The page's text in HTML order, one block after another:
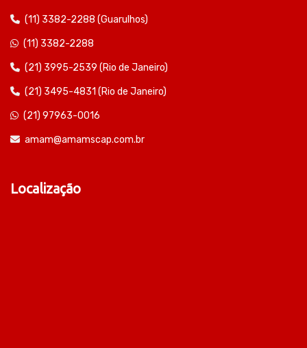
(11) 3382-2288 (Guarulhos)
(11) 3382-2288
(21) 3995-2539 (Rio de Janeiro)
(21) 3495-4831 (Rio de Janeiro)
(21) 97963-0016
amam@amamscap.com.br
Localização